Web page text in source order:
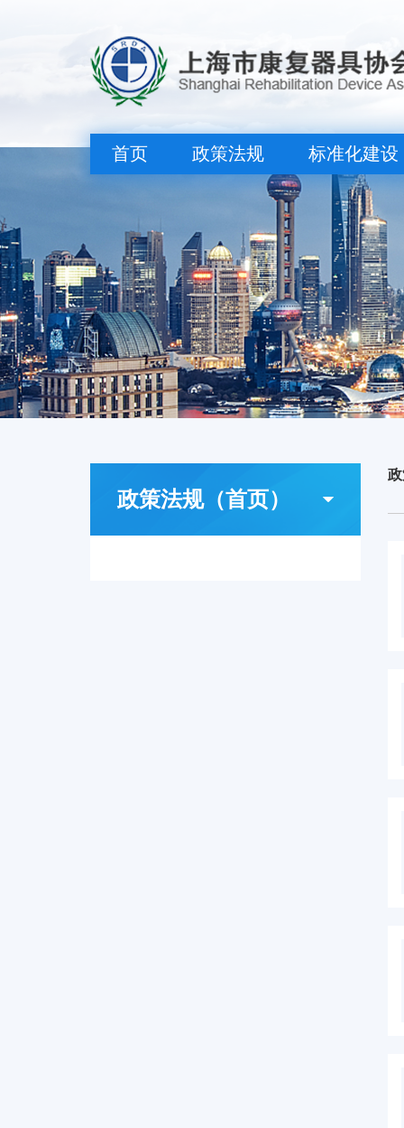
首页 政策法规 标准化建设
政策法规（首页）